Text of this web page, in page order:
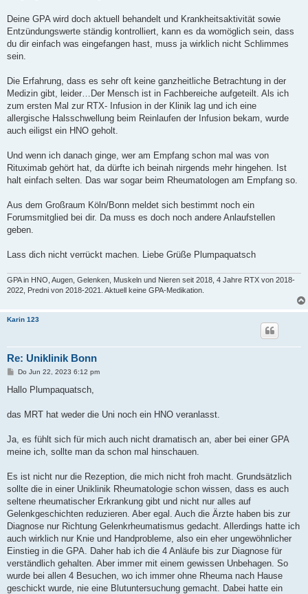
Deine GPA wird doch aktuell behandelt und Krankheitsaktivität sowie
Entzündungswerte ständig kontrolliert, kann es da womöglich sein, dass
du dir einfach was eingefangen hast, muss ja wirklich nicht Schlimmes
sein.
Die Erfahrung, dass es sehr oft keine ganzheitliche Betrachtung in der
Medizin gibt, leider…Der Mensch ist in Fachbereiche aufgeteilt. Als ich
zum ersten Mal zur RTX- Infusion in der Klinik lag und ich eine
allergische Halsschwellung beim Reinlaufen der Infusion bekam, wurde
auch eiligst ein HNO geholt.
Und wenn ich danach ginge, wer am Empfang schon mal was von
Rituximab gehört hat, da dürfte ich beinah nirgends mehr hingehen. Ist
halt einfach selten. Das war sogar beim Rheumatologen am Empfang so.
Aus dem Großraum Köln/Bonn meldet sich bestimmt noch ein
Forumsmitglied bei dir. Da muss es doch noch andere Anlaufstellen
geben.
Lass dich nicht verrückt machen. Liebe Grüße Plumpaquatsch
GPA in HNO, Augen, Gelenken, Muskeln und Nieren seit 2018, 4 Jahre RTX von 2018-
2022, Predni von 2018-2021. Aktuell keine GPA-Medikation.
Karin 123
Re: Uniklinik Bonn
B
i
a
Do Jun 22, 2023 6:12 pm
Hallo Plumpaquatsch,
das MRT hat weder die Uni noch ein HNO veranlasst.
Ja, es fühlt sich für mich auch nicht dramatisch an, aber bei einer GPA
meine ich, sollte man da schon mal hinschauen.
Es ist nicht nur die Rezeption, die mich nicht froh macht. Grundsätzlich
sollte die in einer Uniklinik Rheumatologie schon wissen, dass es auch
seltene rheumatischer Erkrankung gibt und nicht nur alles auf
Gelenkgeschichten reduzieren. Aber egal. Auch die Ärzte haben bis zur
Diagnose nur Richtung Gelenkrheumatismus gedacht. Allerdings hatte ich
auch wirklich nur Knie und Handprobleme, also ein eher ungewöhnlicher
Einstieg in die GPA. Daher hab ich die 4 Anläufe bis zur Diagnose für
verständlich gehalten. Aber immer mit einem gewissen Unbehagen. So
wurde bei allen 4 Besuchen, wo ich immer ohne Rheuma nach Hause
geschickt wurde, nie eine Blutuntersuchung gemacht. Dabei hatte ein